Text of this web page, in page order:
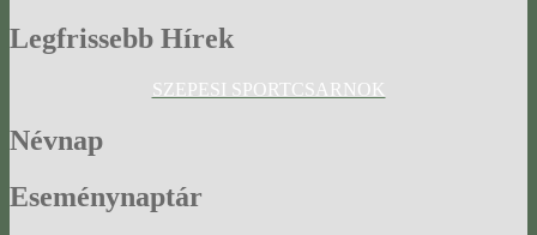
Legfrissebb Hírek
SZEPESI SPORTCSARNOK
Névnap
Eseménynaptár